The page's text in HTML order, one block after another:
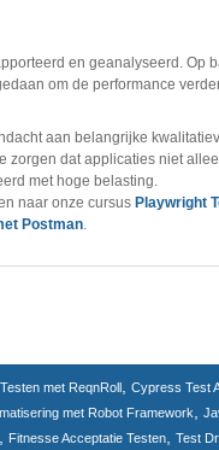
en geanalyseerd. Op
om de performance
aan belangrijke
dat applicaties niet
met hoge belasting.
naar onze cursus Playwright
Postman.
met ReqnRoll ,Cypress Test
met Robot Framework ,
Fitnesse Acceptatie Testen ,Test